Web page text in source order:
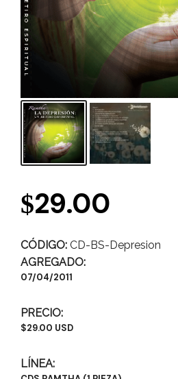
$29.00
CÓDIGO: CD-BS-Depresion
AGREGADO:
07/04/2011
PRECIO:
$29.00 USD
LÍNEA: